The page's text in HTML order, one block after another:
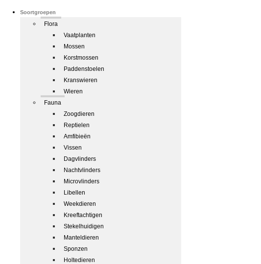
Soortgroepen
Flora
Vaatplanten
Mossen
Korstmossen
Paddenstoelen
Kranswieren
Wieren
Fauna
Zoogdieren
Reptielen
Amfibieën
Vissen
Dagvlinders
Nachtvlinders
Microvlinders
Libellen
Weekdieren
Kreeftachtigen
Stekelhuidigen
Manteldieren
Sponzen
Holtedieren